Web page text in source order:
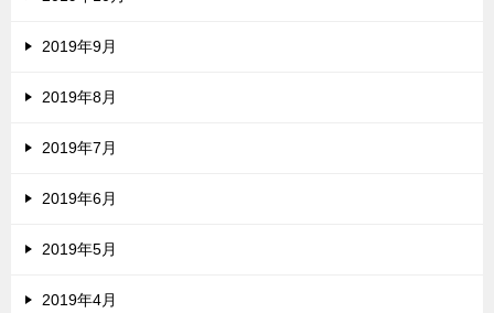
2019年9月
2019年8月
2019年7月
2019年6月
2019年5月
2019年4月